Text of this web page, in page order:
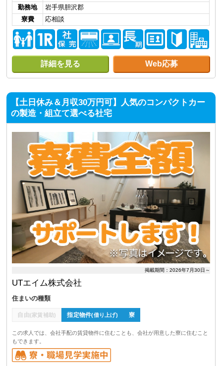
勤務地
岩手県胆沢郡
寮費
応相談
詳細を見る Web応募
【土日休み＆月収30万円可】人気のコンパクトカー
の製造・組立て選べる社宅
掲載期間：2026年7月30日～
UTエイム株式会社
住まいの種類
自由(家賃補助) 指定物件(借り上げ) 寮
この求人では、会社手配の賃貸物件に住むことも、会社が用意した寮に住むこと
もできます。